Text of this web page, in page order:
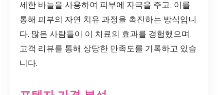
세한 바늘을 사용하여 피부에 자극을 주고, 이를
통해 피부의 자연 치유 과정을 촉진하는 방식입니
다. 많은 사람들이 이 치료의 효과를 경험했으며,
고객 리뷰를 통해 상당한 만족도를 기록하고 있습
니다.